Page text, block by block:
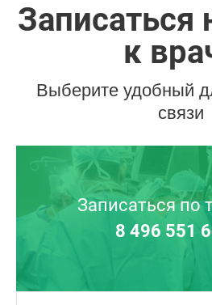
Записаться
к
Выберите удобный
связи
Записаться по
8 496 551